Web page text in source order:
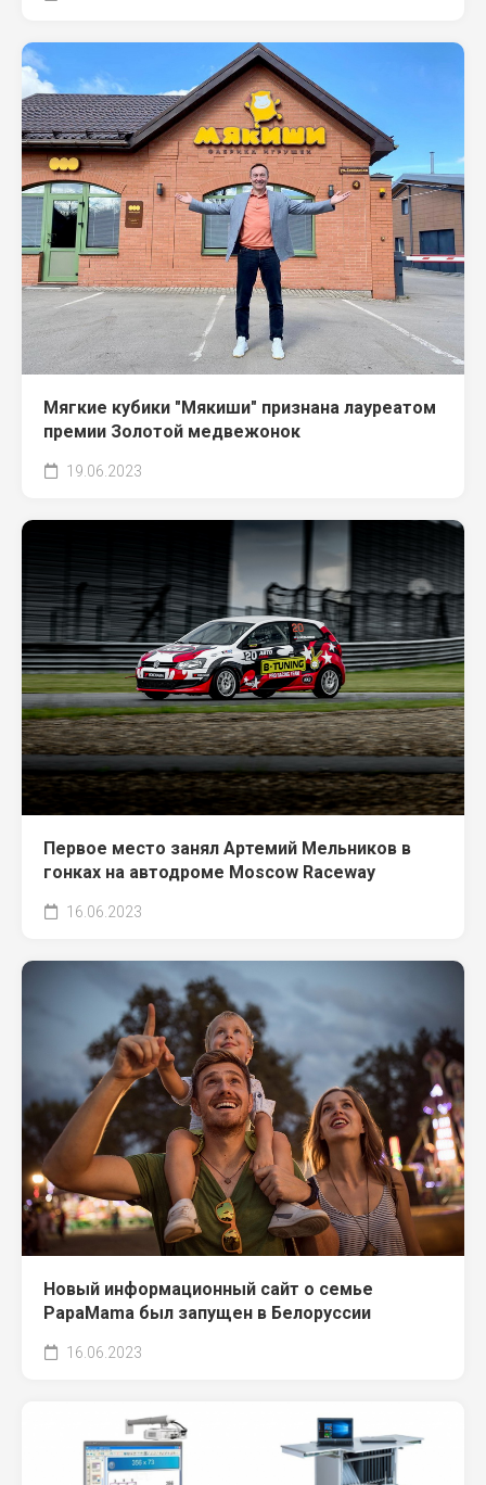
Мягкие кубики "Мякиши" признана лауреатом
премии Золотой медвежонок
19.06.2023
Первое место занял Артемий Мельников в
гонках на автодроме Moscow Raceway
16.06.2023
Новый информационный сайт о семье
PapaMama был запущен в Белоруссии
16.06.2023